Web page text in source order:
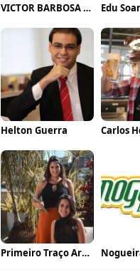
VICTOR BARBOSA QUARANTA Edu
Helton Guerra
Primeiro Traço Arquitetura